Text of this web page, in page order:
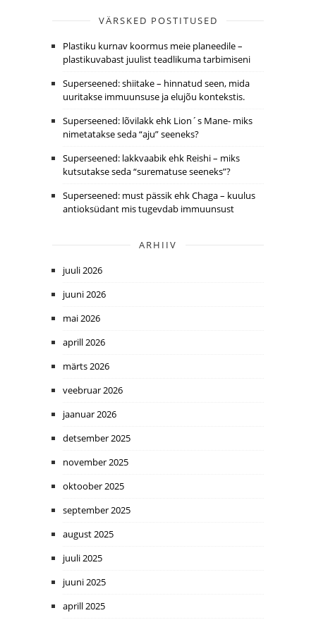
VÄRSKED POSTITUSED
Plastiku kurnav koormus meie planeedile –
plastikuvabast juulist teadlikuma tarbimiseni
Superseened: shiitake – hinnatud seen, mida
uuritakse immuunsuse ja elujõu kontekstis.
Superseened: lõvilakk ehk Lion´s Mane- miks
nimetatakse seda “aju” seeneks?
Superseened: lakkvaabik ehk Reishi – miks
kutsutakse seda “surematuse seeneks”?
Superseened: must pässik ehk Chaga – kuulus
antioksüdant mis tugevdab immuunsust
ARHIIV
juuli 2026
juuni 2026
mai 2026
aprill 2026
märts 2026
veebruar 2026
jaanuar 2026
detsember 2025
november 2025
oktoober 2025
september 2025
august 2025
juuli 2025
juuni 2025
aprill 2025